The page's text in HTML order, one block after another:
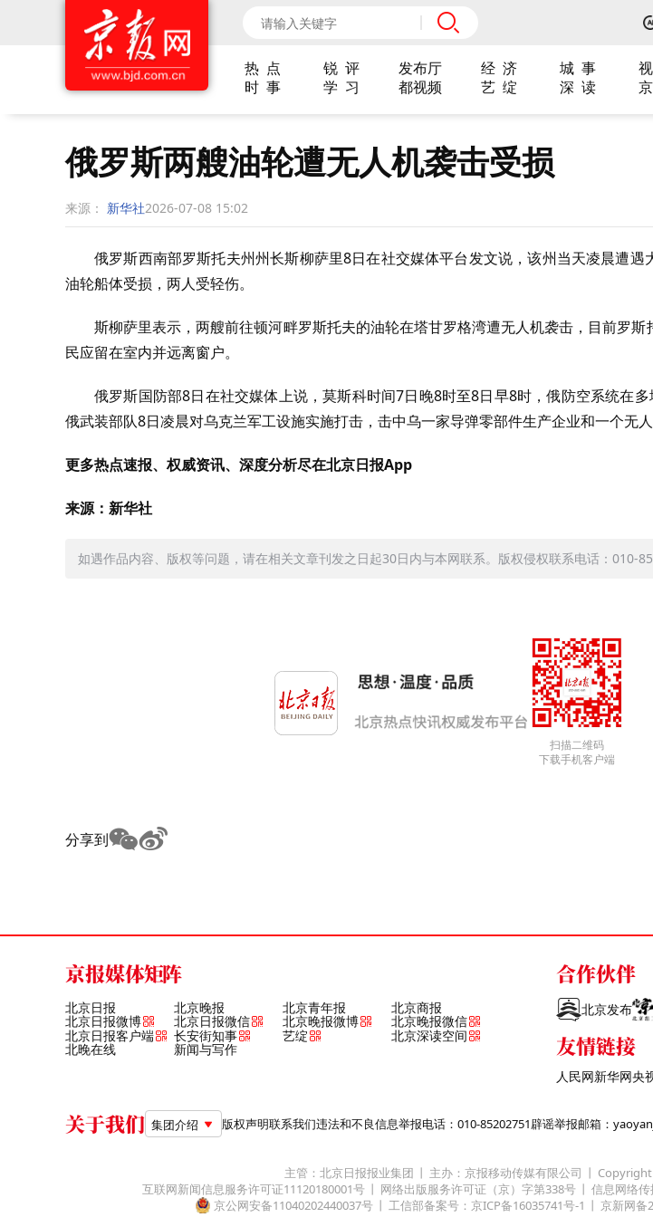
热 点 锐 评 发布厅 经 济 城 事
时 事
学 习 都视频 艺 绽 深 读
俄罗斯两艘油轮遭无人机袭击受损
来源： 新华社2026-07-08 15:02
俄罗斯西南部罗斯托夫州州长斯柳萨里8日在社交媒体平台发文说，该州当天凌晨遭遇
油轮船体受损，两人受轻伤。
斯柳萨里表示，两艘前往顿河畔罗斯托夫的油轮在塔甘罗格湾遭无人机袭击，目前罗
民应留在室内并远离窗户。
俄罗斯国防部8日在社交媒体上说，莫斯科时间7日晚8时至8日早8时，俄防空系统在多
俄武装部队8日凌晨对乌克兰军工设施实施打击，击中乌一家导弹零部件生产企业和一个无人
更多热点速报、权威资讯、深度分析尽在北京日报App
来源：新华社
如遇作品内容、版权等问题，请在相关文章刊发之日起30日内与本网联系。版权侵权联系电话：010-
扫描二维码
下载手机客户端
分享到
京报媒体矩阵
北京日报 北京晚报 北京青年报 北京商报
北京日报微博 北京日报微信 北京晚报微博
北京晚报微信
北京日报客户端
长安街知事 艺绽 北京深读空间
北晚在线 新闻与写作
合作伙伴
北京发布
友情链接
人民网新华网央
关于我们 集团介绍 版权声明联系我们违法和不良信息举报电话：010-85202751辟谣举报邮箱：
主管：北京日报报业集团 主办：京报移动传媒有限公司
互联网新闻信息服务许可证11120180001号
网络出版服务许可证（京）字第338号 信息网络
京公网安备11040202440037号
工信部备案号：京ICP备16035741号-1 京新网备